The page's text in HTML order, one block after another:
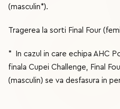
(masculin*).
Tragerea la sorti Final Four
* In cazul in care echipa AHC
finala Cupei Challenge, Final
(masculin) se va desfasura in